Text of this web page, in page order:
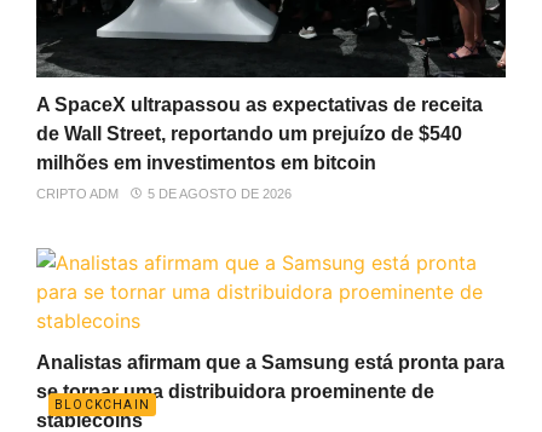
A SpaceX ultrapassou as expectativas de receita
de Wall Street, reportando um prejuízo de $540
milhões em investimentos em bitcoin
CRIPTO ADM 5 DE AGOSTO DE 2026
BLOCKCHAIN
Analistas afirmam que a Samsung está pronta para
se tornar uma distribuidora proeminente de
stablecoins